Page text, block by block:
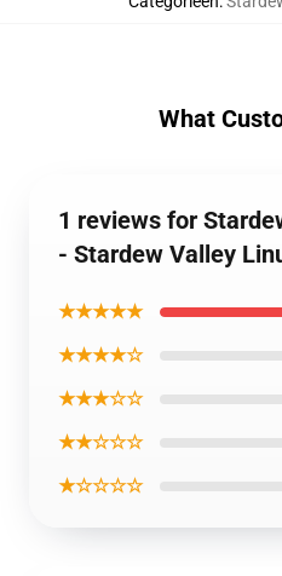
What
1 reviews for
- Stardew Valley
★★★★★
★★★★☆
★★★☆☆
★★☆☆☆
★☆☆☆☆